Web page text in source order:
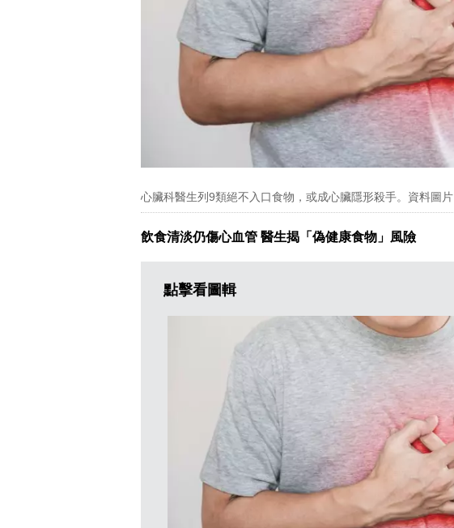
心臟科醫生列9類絕不入口食物，或成心臟隱形殺手。資料圖片
飲食清淡仍傷心血管 醫生揭「偽健康食物」風險
點擊看圖輯